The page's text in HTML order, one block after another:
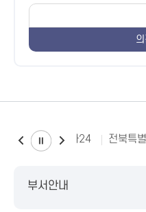
소비자24 전북특
부서안내